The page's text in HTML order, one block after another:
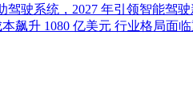
驾驶系统，2027 年引领智能驾
飙升 1080 亿美元 行业格局面